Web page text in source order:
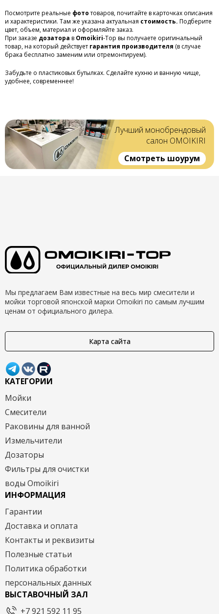
Посмотрите реальные фототоваров, почитайте в карточках описания
и характеристики. Там же указана актуальная стоимость. Подберите
цвет, объем, материал и оформляйте заказ.
При заказе дозатора в Omoikiri-Top вы получаете оригинальный
товар, на который действует гарантия производителя (в случае
брака бесплатно заменим или отремонтируем).
Забудьте о пластиковых бутылках. Сделайте кухню и ванную чище,
удобнее, современнее!
Лучший монобрендовый
салон OMOIKIRI
Смотреть шоурум
Мы предлагаем Вам известные на весь мир смесители и
мойки торговой японской марки Omoikiri по самым лучшим
ценам от официального дилера.
Карта сайта
КАТЕГОРИИ
Мойки
Смесители
Раковины для ванной
Измельчители
Дозаторы
Фильтры для очистки
воды Omoikiri
ИНФОРМАЦИЯ
Гарантии
Доставка и оплата
Контакты и реквизиты
Полезные статьи
Политика обработки
персональных данных
ВЫСТАВОЧНЫЙ ЗАЛ
+7 921 592 11 95